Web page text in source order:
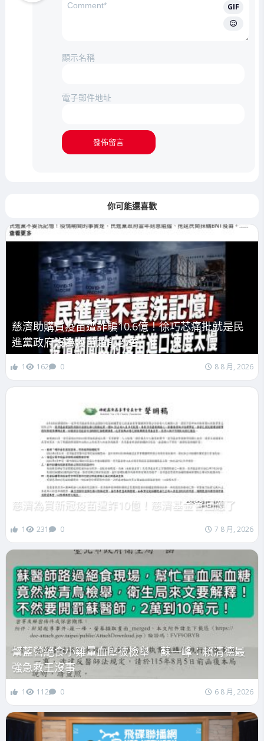
GIF
顯示名稱
電子郵件地址
你可能還喜歡
慈濟助購買疫苗遭詐騙10.6億！徐巧芯痛批就是民
進黨政府沒為疫苗超前部署
1 162 0 8 8 月, 2026
慈濟為買新冠疫苗遭詐10億！慈濟基金會回應了
1 231 0 7 8 月, 2026
幫藍營絕食小雞量血壓被檢舉 蘇一峰：賴清德最
強急救王沒事
1 112 0 6 8 月, 2026